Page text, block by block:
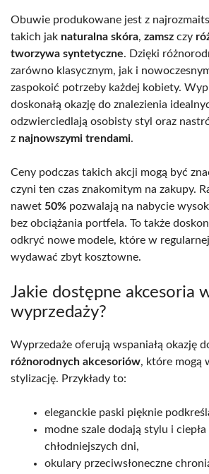
Obuwie produkowane jest z
takich jak naturalna skóra, zamsz czy
tworzywa syntetyczne. Dzięki
zarówno klasycznym, jak i
zaspokoić potrzeby każdej kobiety.
doskonałą okazję do znalezienia
odzwierciedlają osobisty styl oraz
z najnowszymi trendami.
Ceny podczas takich akcji mogą być
czyni ten czas znakomitym na zakupy.
nawet 50% pozwalają na nabycie
bez obciążania portfela. To także
odkryć nowe modele, które w
wydawać zbyt kosztowne.
Jakie dostępne akcesoria
wyprzedaży?
Wyprzedaże oferują wspaniałą okazję
różnorodnych akcesoriów, które mogą
stylizację. Przykłady to:
eleganckie paski pięknie
modne szale dodają stylu i ciepła
chłodniejszych dni,
okulary przeciwsłoneczne